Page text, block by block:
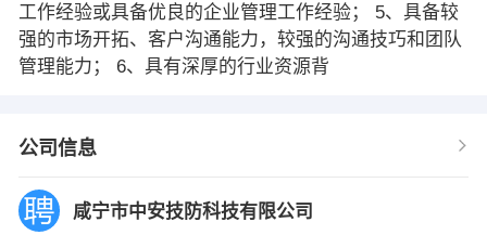
工作经验或具备优良的企业管理工作经验； 5、具备较
强的市场开拓、客户沟通能力，较强的沟通技巧和团队
管理能力； 6、具有深厚的行业资源背
公司信息
咸宁市中安技防科技有限公司